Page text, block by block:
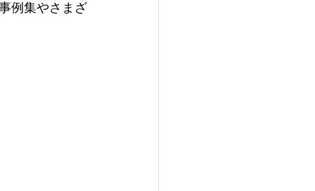
例集やさまざ